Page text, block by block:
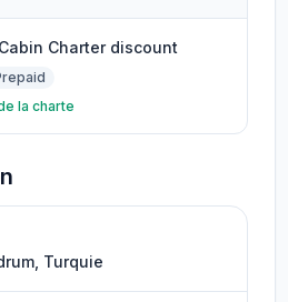
Charter discount
la charte
Turquie